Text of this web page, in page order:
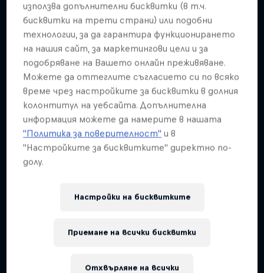
Watch Brian Grubb wakeskate icebergs
3 Снимки
WAKESKATING
използва допълнителни бисквитки (в т.ч.
бисквитки на трети страни) или подобни
технологии, за да гарантира функционирането
на нашия сайт, за маркетингови цели и за
подобряване на Вашето онлайн преживяване.
Можете да оттеглите съгласието си по всяко
време чрез настройките за бисквитки в долния
колонтитул на уебсайта. Допълнителна
информация можете да намерите в нашата
"Политика за поверителност" и в
"Настройките за бисквитките" директно по-
долу.
Настройки на бисквитките
Отхвърляне на всички
Приемане на всички бисквитки